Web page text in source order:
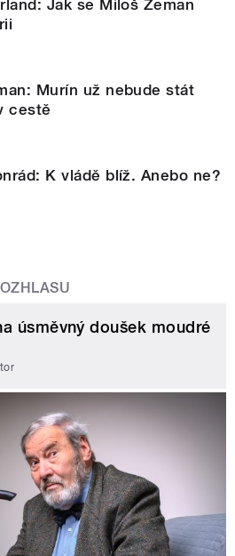
Jak se Miloš Zeman
Murín už nebude stát
cestě
K vládě blíž. Anebo ne?
úsměvný doušek moudré